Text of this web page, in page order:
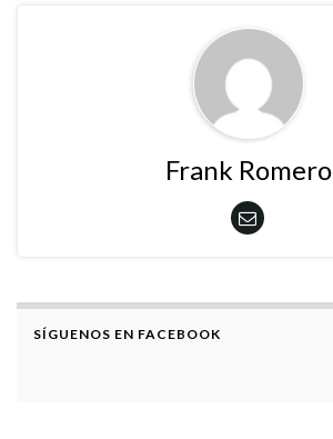
Frank Romero
SÍGUENOS EN FACEBOOK